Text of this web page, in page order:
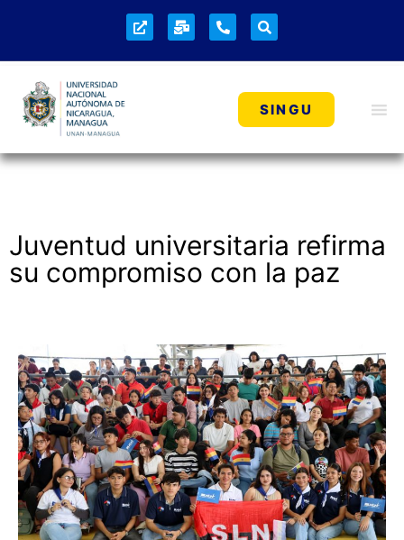
SINGU
NOTICIAS
Juventud universitaria refirma
su compromiso con la paz